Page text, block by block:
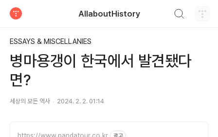
AllaboutHistory
ESSAYS & MISCELLANIES
병마용갱이 한국에서 발견됐다
면?
세상의 모든 역사 2024. 2. 2. 01:14
https://www.pandatour.co.kr 광고